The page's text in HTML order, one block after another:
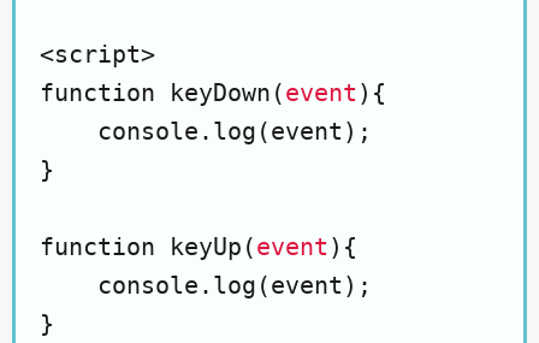
<script>
function keyDown(event ){
    console.log(event);
}
function keyUp(event ){
    console.log(event);
}